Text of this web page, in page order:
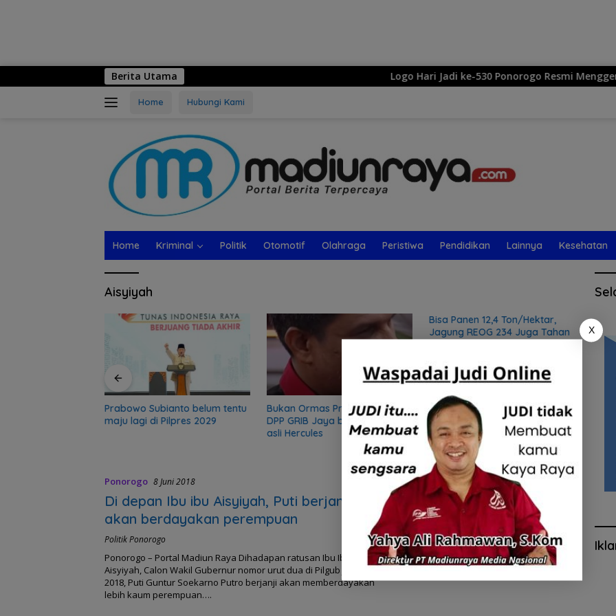
Berita Utama Logo Hari Jadi ke-530 Ponorogo Resmi Menggema:
Home Hubungi Kami
Home Kriminal Politik Otomotif Olahraga Peristiwa Pendidikan Lainnya Kesehatan
Aisyiyah
Prabowo Subianto belum tentu
maju lagi di Pilpres 2029
Bukan Ormas Preman, Sekjen
DPP GRIB Jaya bongkar sifat
asli Hercules
Bisa Panen 12,4 Ton/Hektar,
Jagung REOG 234 Juga Tahan
saat
Ponorogo 8 Juni 2018
Di depan Ibu ibu Aisyiyah, Puti berjanji
akan berdayakan perempuan
Politik Ponorogo
Ponorogo – Portal Madiun Raya Dihadapan ratusan Ibu Ibu
Aisyiyah, Calon Wakil Gubernur nomor urut dua di Pilgub Jatim
2018, Puti Guntur Soekarno Putro berjanji akan memberdayakan
lebih kaum perempuan….
X